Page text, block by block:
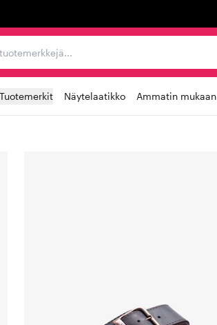
tuotemerkkejä...
Tuotemerkit Näytelaatikko Ammatin mukaan